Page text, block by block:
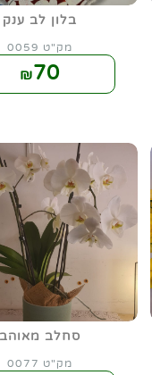
בלון לב ענק
מק"ט 0059
₪70
סחלב מאוהב
מק"ט 0077